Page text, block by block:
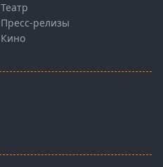
Театр
Пресс-релизы
Кино